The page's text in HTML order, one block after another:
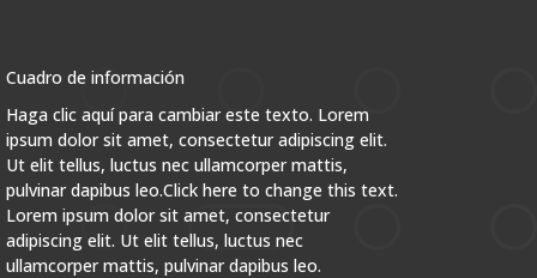
Cuadro de información
Haga clic aquí para cambiar este texto. Lorem
ipsum dolor sit amet, consectetur adipiscing elit.
Ut elit tellus, luctus nec ullamcorper mattis,
pulvinar dapibus leo.Click here to change this text.
Lorem ipsum dolor sit amet, consectetur
adipiscing elit. Ut elit tellus, luctus nec
ullamcorper mattis, pulvinar dapibus leo.